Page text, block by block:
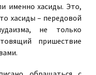
именно хасиды. Это,
хасиды – передовой
не только
пришествие